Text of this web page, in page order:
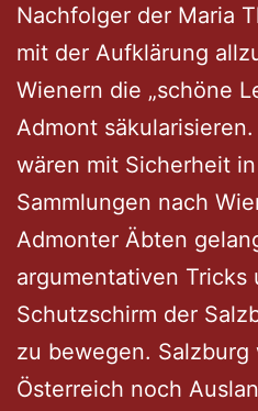
Nachfolger der Maria
mit der Aufklärung
Wienern die „schöne
Admont
wären mit Sicherheit
Sammlungen nach
Admonter Äbten
argumentativen Tricks
Schutzschirm der
zu bewegen. Salzburg
Österreich noch